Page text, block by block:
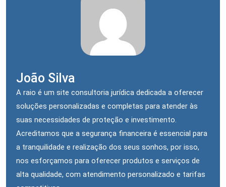
João Silva
A raio é um site consultoria jurídica dedicada a oferecer
soluções personalizadas e completas para atender às
suas necessidades de proteção e investimento.
Acreditamos que a segurança financeira é essencial para
a tranquilidade e realização dos seus sonhos, por isso,
nos esforçamos para oferecer produtos e serviços de
alta qualidade, com atendimento personalizado e tarifas